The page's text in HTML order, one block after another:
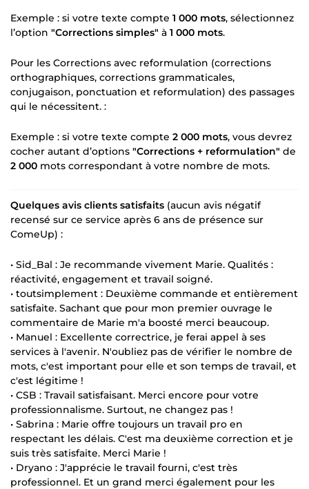
Exemple : si votre texte compte 1 000 mots, sélectionnez
l’option "Corrections simples" à 1 000 mots.
Pour les Corrections avec reformulation (corrections
orthographiques, corrections grammaticales,
conjugaison, ponctuation et reformulation) des passages
qui le nécessitent. :
Exemple : si votre texte compte 2 000 mots, vous devrez
cocher autant d’options "Corrections + reformulation" de
2 000 mots correspondant à votre nombre de mots.
Quelques avis clients satisfaits (aucun avis négatif
recensé sur ce service après 6 ans de présence sur
ComeUp) :
• Sid_Bal : Je recommande vivement Marie. Qualités :
réactivité, engagement et travail soigné.
• toutsimplement : Deuxième commande et entièrement
satisfaite. Sachant que pour mon premier ouvrage le
commentaire de Marie m'a boosté merci beaucoup.
• Manuel : Excellente correctrice, je ferai appel à ses
services à l'avenir. N'oubliez pas de vérifier le nombre de
mots, c'est important pour elle et son temps de travail, et
c'est légitime !
• CSB : Travail satisfaisant. Merci encore pour votre
professionnalisme. Surtout, ne changez pas !
• Sabrina : Marie offre toujours un travail pro en
respectant les délais. C'est ma deuxième correction et je
suis très satisfaite. Merci Marie !
• Dryano : J'apprécie le travail fourni, c'est très
professionnel. Et un grand merci également pour les